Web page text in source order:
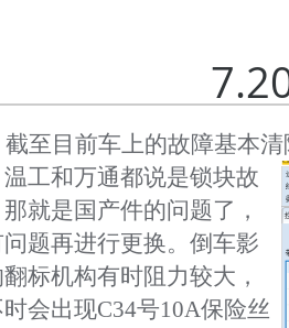
截至目前车上的故障基本
温工和万通都说是锁块故
就是国产件的问题了，
题再进行更换。倒车影
标机构有时阻力较大，
会出现C34号10A保险丝